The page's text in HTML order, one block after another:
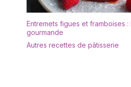
Entremets figues et framboises
gourmande
Autres recettes de pâtisserie